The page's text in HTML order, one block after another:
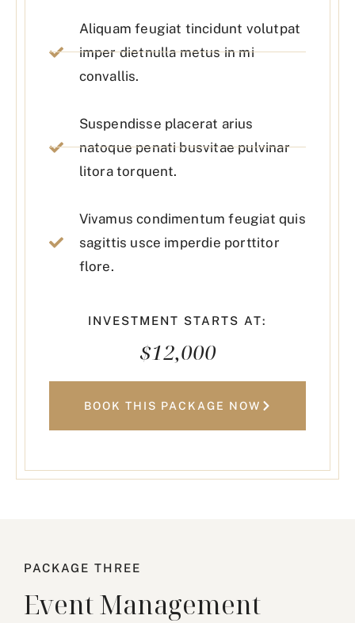
Aliquam feugiat tincidunt volutpat
imper dietnulla metus in mi
convallis.
Suspendisse placerat arius
natoque penati busvitae pulvinar
litora torquent.
Vivamus condimentum feugiat quis
sagittis usce imperdie porttitor
flore.
INVESTMENT STARTS AT:
$12,000
BOOK THIS PACKAGE NOW
PACKAGE THREE
Event Management